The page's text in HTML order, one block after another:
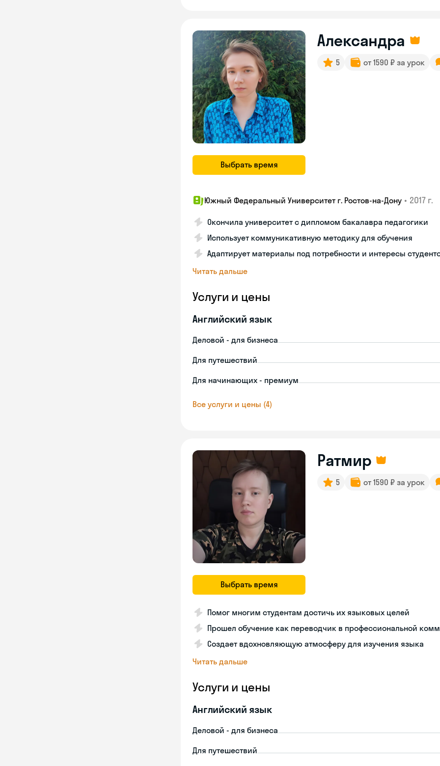
Выбрать время
Александра
5 от 1590 ₽ за урок
Южный Федеральный Университет г. Ростов-на-Дону • 2017 г.
Окончила университет с дипломом бакалавра педагогики
Использует коммуникативную методику для обучения
Адаптирует материалы под потребности и интересы
Читать дальше
Услуги и цены
Английский язык
Деловой - для бизнеса
Для путешествий
Для начинающих - премиум
Все услуги и цены (4)
Выбрать время
Ратмир
5 от 1590 ₽ за урок
Помог многим студентам достичь их языковых целей
Прошел обучение как переводчик в профессиональной
Создает вдохновляющую атмосферу для изучения языка
Читать дальше
Услуги и цены
Английский язык
Деловой - для бизнеса
Для путешествий